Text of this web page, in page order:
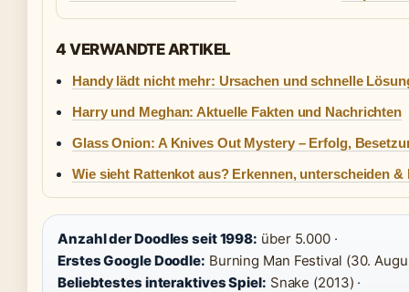
4 VERWANDTE ARTIKEL
Handy lädt nicht mehr: Ursachen und schnelle
Harry und Meghan: Aktuelle Fakten und Nachrichten
Glass Onion: A Knives Out Mystery – Erfolg,
Wie sieht Rattenkot aus? Erkennen, unterscheiden &
Anzahl der Doodles seit 1998: über 5.000 ·
Erstes Google Doodle: Burning Man Festival (30.
Beliebtestes interaktives Spiel: Snake (2013) ·